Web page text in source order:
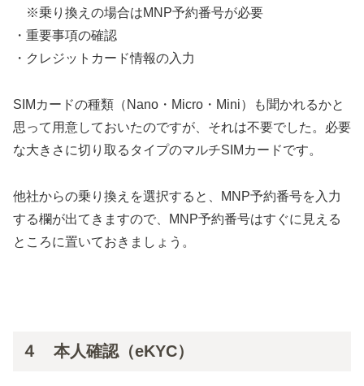
※乗り換えの場合はMNP予約番号が必要
・重要事項の確認
・クレジットカード情報の入力
SIMカードの種類（Nano・Micro・Mini）も聞かれるかと
思って用意しておいたのですが、それは不要でした。必要
な大きさに切り取るタイプのマルチSIMカードです。
他社からの乗り換えを選択すると、MNP予約番号を入力
する欄が出てきますので、MNP予約番号はすぐに見える
ところに置いておきましょう。
４ 本人確認（eKYC）